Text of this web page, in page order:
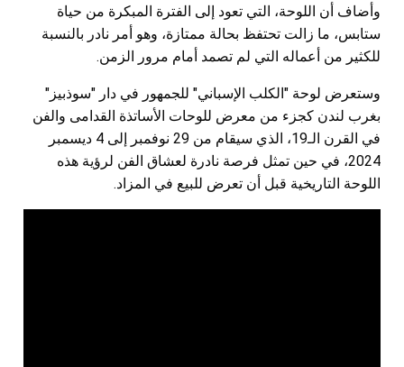
وأضاف أن اللوحة، التي تعود إلى الفترة المبكرة من حياة
ستابس، ما زالت تحتفظ بحالة ممتازة، وهو أمر نادر بالنسبة
للكثير من أعماله التي لم تصمد أمام مرور الزمن.
وستعرض لوحة "الكلب الإسباني" للجمهور في دار "سوذبيز"
بغرب لندن كجزء من معرض للوحات الأساتذة القدامى والفن
في القرن الـ19، الذي سيقام من 29 نوفمبر إلى 4 ديسمبر
2024، في حين تمثل فرصة نادرة لعشاق الفن لرؤية هذه
اللوحة التاريخية قبل أن تعرض للبيع في المزاد.